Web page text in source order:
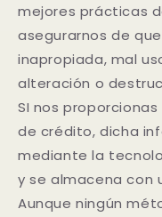
mejores prácticas
asegurarnos de
inapropiada, mal
alteración o
SI nos
de crédito, dicha
mediante la
y se almacena con
Aunque ningún